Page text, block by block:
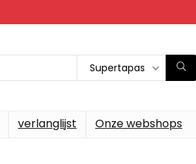
Supertapas
verlanglijst Onze webshops